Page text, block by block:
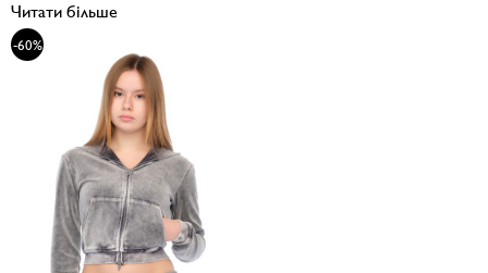
Читати більше
-60%